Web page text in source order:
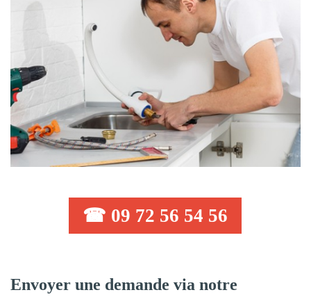
☎ 09 72 56 54 56
Envoyer une demande via notre